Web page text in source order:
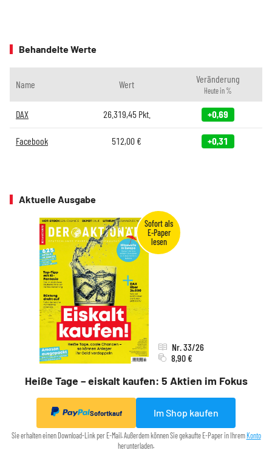
Behandelte Werte
Name Wert Veränderung
Heute in %
DAX 26.319,45Pkt. +0,69
Facebook 512,00 € +0,31
Aktuelle Ausgabe
Heiße Tage – eiskalt kaufen: 5 Aktien im Fokus
Nr. 33/26
8,90 €
Sofortkauf Im Shop kaufen
Sie erhalten einen Download-Link per E-Mail. Außerdem können Sie gekaufte E-Paper in Ihrem Konto
herunterladen.